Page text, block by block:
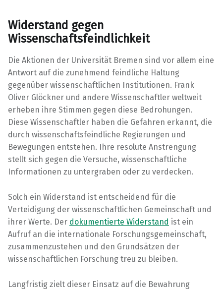
Widerstand gegen
Wissenschaftsfeindlichkeit
Die Aktionen der Universität Bremen sind vor allem eine
Antwort auf die zunehmend feindliche Haltung
gegenüber wissenschaftlichen Institutionen. Frank
Oliver Glöckner und andere Wissenschaftler weltweit
erheben ihre Stimmen gegen diese Bedrohungen.
Diese Wissenschaftler haben die Gefahren erkannt, die
durch wissenschaftsfeindliche Regierungen und
Bewegungen entstehen. Ihre resolute Anstrengung
stellt sich gegen die Versuche, wissenschaftliche
Informationen zu untergraben oder zu verdecken.
Solch ein Widerstand ist entscheidend für die
Verteidigung der wissenschaftlichen Gemeinschaft und
ihrer Werte. Der dokumentierte Widerstand ist ein
Aufruf an die internationale Forschungsgemeinschaft,
zusammenzustehen und den Grundsätzen der
wissenschaftlichen Forschung treu zu bleiben.
Langfristig zielt dieser Einsatz auf die Bewahrung